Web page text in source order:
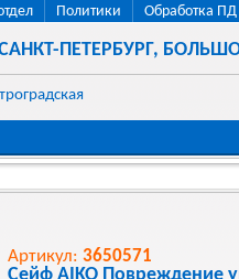
Политики Обработка ПД
ПЕТЕРБУРГ,
Артикул: 3650571